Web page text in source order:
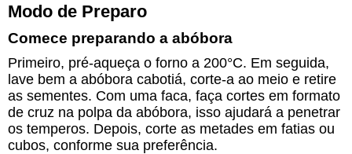
Modo de Preparo
Comece preparando a abóbora
Primeiro, pré-aqueça o forno a 200°C. Em seguida,
lave bem a abóbora cabotiá, corte-a ao meio e retire
as sementes. Com uma faca, faça cortes em formato
de cruz na polpa da abóbora, isso ajudará a penetrar
os temperos. Depois, corte as metades em fatias ou
cubos, conforme sua preferência.